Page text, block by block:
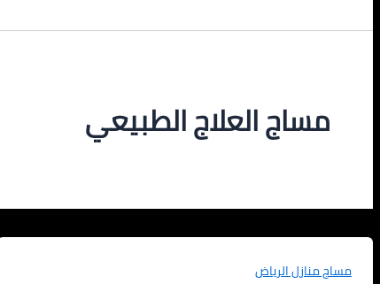
مساج العلاج الطبيعي
مساج منازل الرياض